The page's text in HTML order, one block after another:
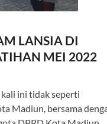
LANSIA DI
MEI 2022
kali ini tidak seperti
Madiun, bersama